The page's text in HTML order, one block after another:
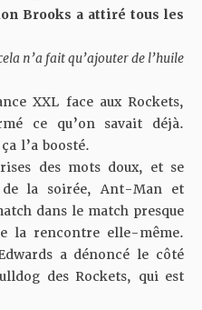
Brooks a attiré tous les
n’a fait qu’ajouter de l’huile
XXL face aux Rockets,
ce qu’on savait déjà.
l’a boosté.
des mots doux, et se
la soirée, Ant-Man et
dans le match presque
la rencontre elle-même.
a dénoncé le côté
des Rockets, qui est